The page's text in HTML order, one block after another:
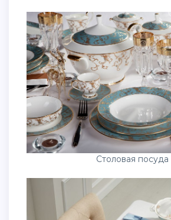
Столовая посуда